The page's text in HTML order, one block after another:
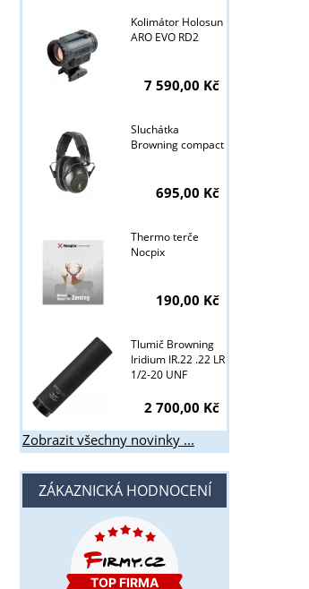
Kolimátor Holosun
ARO EVO RD2
7 590,00 Kč
Sluchátka
Browning compact
695,00 Kč
Thermo terče
Nocpix
190,00 Kč
Tlumič Browning
Iridium IR.22 .22 LR
1/2-20 UNF
2 700,00 Kč
Zobrazit všechny novinky ...
ZÁKAZNICKÁ HODNOCENÍ